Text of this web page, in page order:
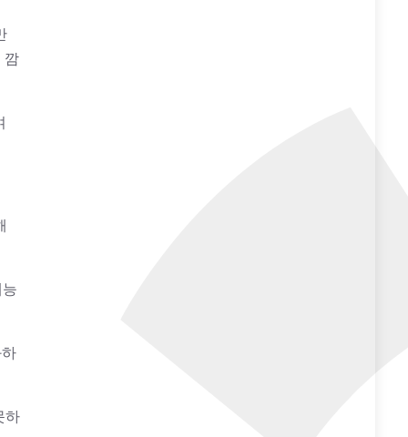
깜
하